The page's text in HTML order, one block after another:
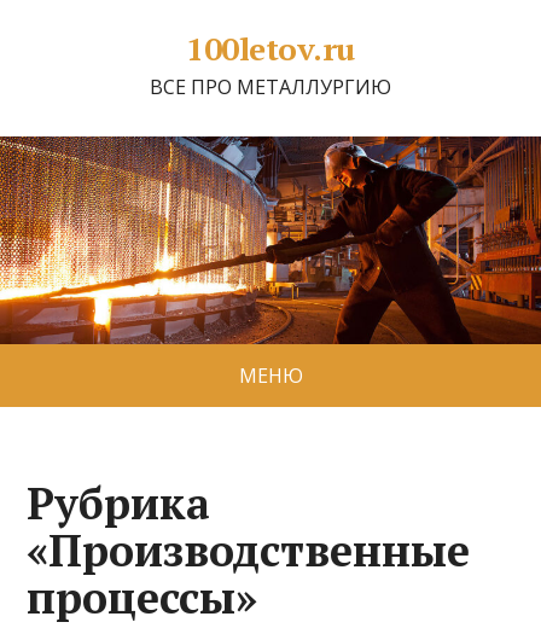
100letov.ru
ВСЕ ПРО МЕТАЛЛУРГИЮ
МЕНЮ
Рубрика
«Производственные
процессы»